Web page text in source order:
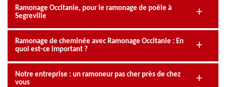
Ramonage Occitanie, pour le ramonage de poêle à
Segreville
Ramonage de cheminée avec Ramonage Occitanie : En
quoi est-ce important ?
Notre entreprise : un ramoneur pas cher près de chez
vous